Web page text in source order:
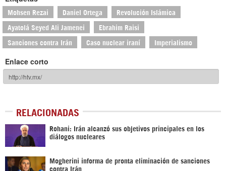
Mohsen Rezai Daniel Ortega Revolución Islámica
Ayatolá Seyed Ali Jamenei Ebrahim Raisi
Sanciones contra Irán Caso nuclear iraní Imperialismo
Enlace corto
RELACIONADAS
Rohani: Irán alcanzó sus objetivos principales en los
diálogos nucleares
Mogherini informa de pronta eliminación de sanciones
contra Irán